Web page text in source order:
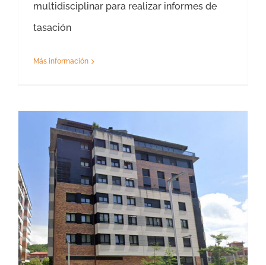
multidisciplinar para realizar informes de
tasación
Más información